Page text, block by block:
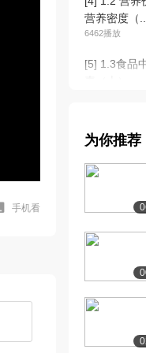
手机看
营养密度（...
6462播放
[5] 1.3食品
素（下）
[7] 1.4 营
[8] 1.4 营
[9] 1.5 综
4680播放
为你推荐